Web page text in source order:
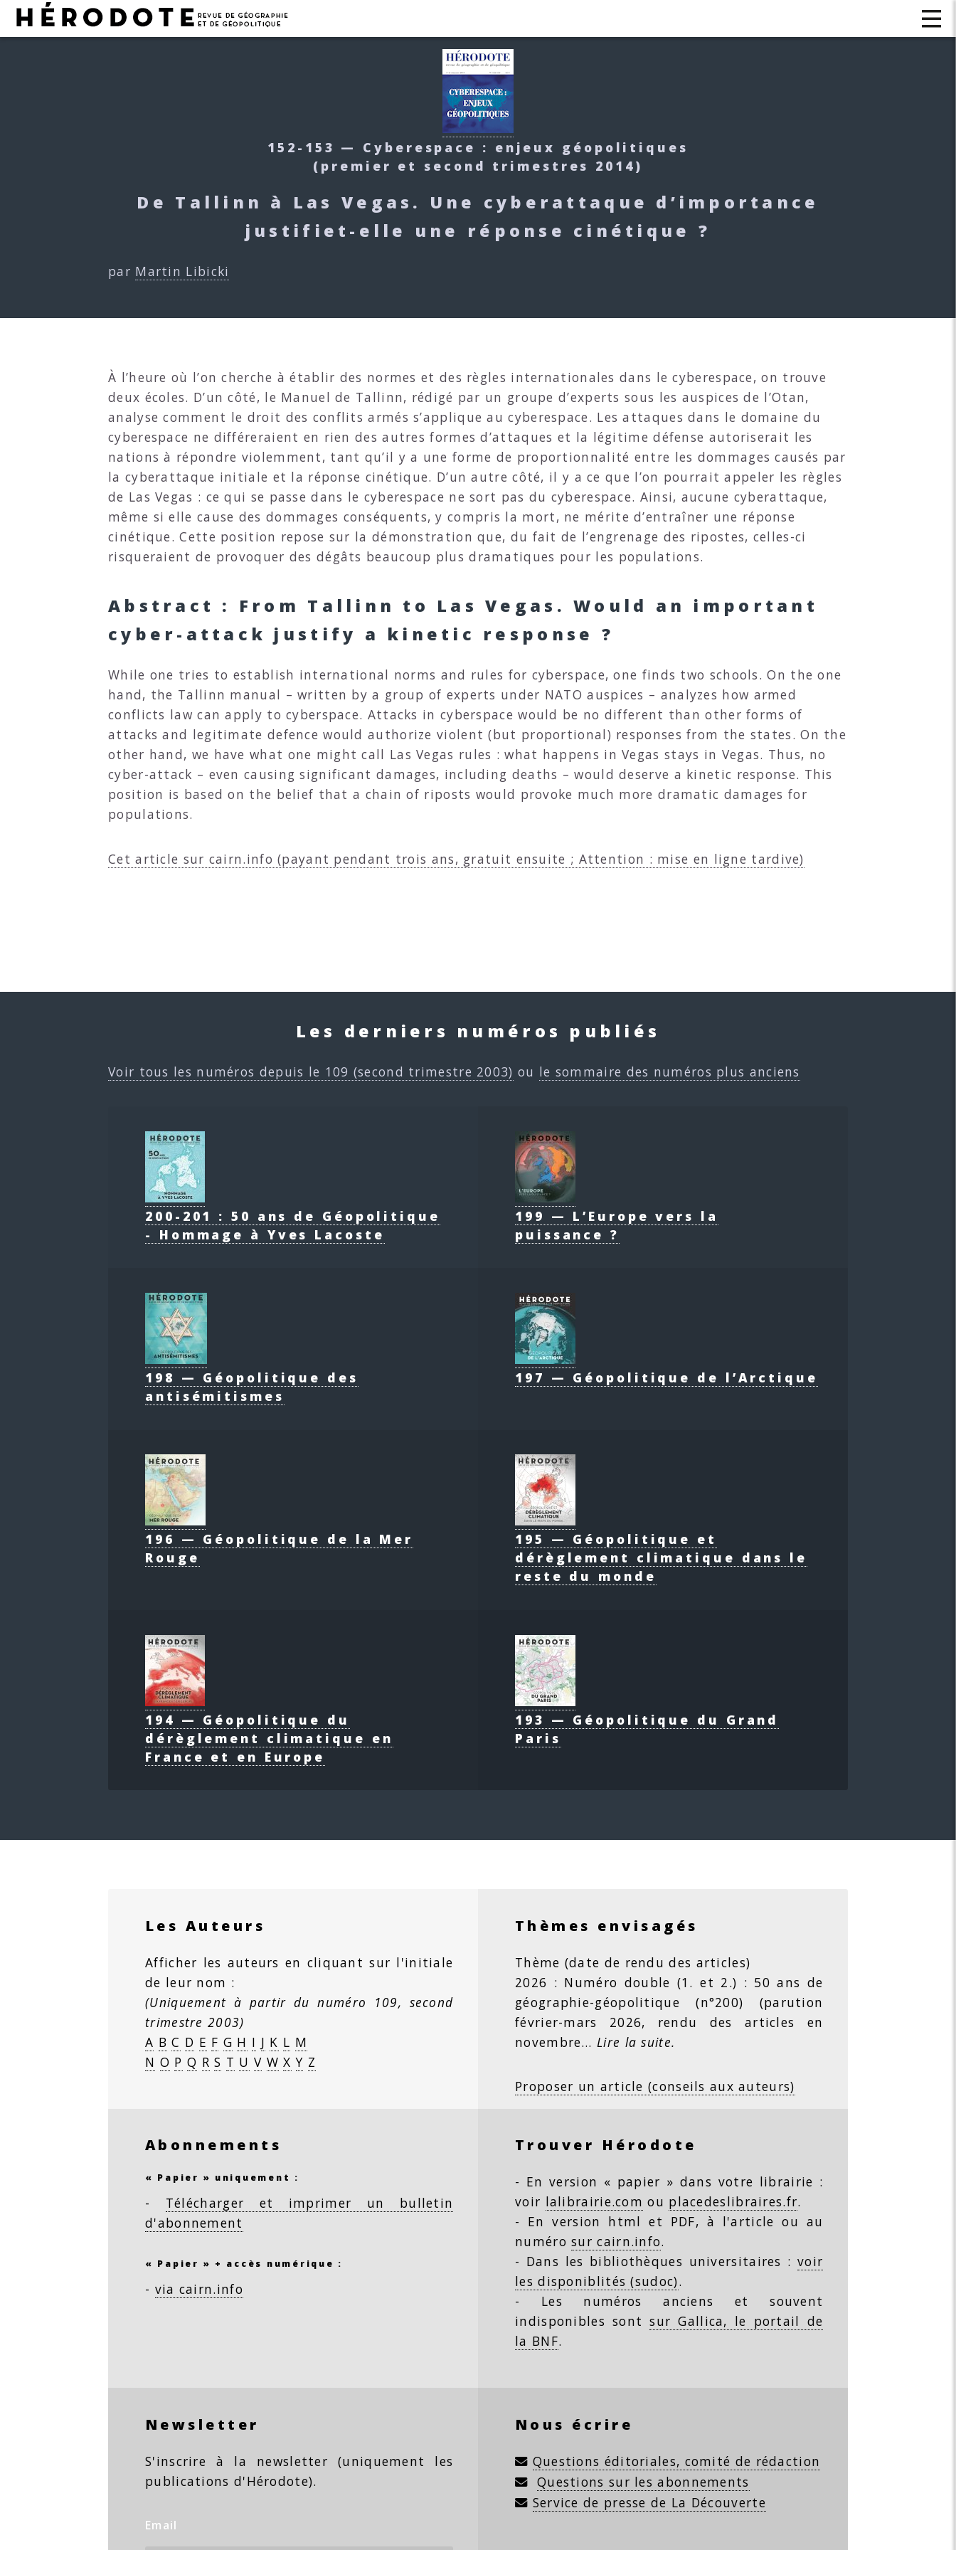
152-153 — Cyberespace : enjeux géopolitiques
(premier et second trimestres 2014)
De Tallinn à Las Vegas. Une cyberattaque d’importance
justifiet-elle une réponse cinétique ?
par Martin Libicki
À l’heure où l’on cherche à établir des normes et des règles internationales dans le cyberespace, on trouve
deux écoles. D’un côté, le Manuel de Tallinn, rédigé par un groupe d’experts sous les auspices de l’Otan,
analyse comment le droit des conflits armés s’applique au cyberespace. Les attaques dans le domaine du
cyberespace ne différeraient en rien des autres formes d’attaques et la légitime défense autoriserait les
nations à répondre violemment, tant qu’il y a une forme de proportionnalité entre les dommages causés par
la cyberattaque initiale et la réponse cinétique. D’un autre côté, il y a ce que l’on pourrait appeler les règles
de Las Vegas : ce qui se passe dans le cyberespace ne sort pas du cyberespace. Ainsi, aucune cyberattaque,
même si elle cause des dommages conséquents, y compris la mort, ne mérite d’entraîner une réponse
cinétique. Cette position repose sur la démonstration que, du fait de l’engrenage des ripostes, celles-ci
risqueraient de provoquer des dégâts beaucoup plus dramatiques pour les populations.
Abstract : From Tallinn to Las Vegas. Would an important
cyber-attack justify a kinetic response ?
While one tries to establish international norms and rules for cyberspace, one finds two schools. On the one
hand, the Tallinn manual – written by a group of experts under NATO auspices – analyzes how armed
conflicts law can apply to cyberspace. Attacks in cyberspace would be no different than other forms of
attacks and legitimate defence would authorize violent (but proportional) responses from the states. On the
other hand, we have what one might call Las Vegas rules : what happens in Vegas stays in Vegas. Thus, no
cyber-attack – even causing significant damages, including deaths – would deserve a kinetic response. This
position is based on the belief that a chain of riposts would provoke much more dramatic damages for
populations.
Cet article sur cairn.info (payant pendant trois ans, gratuit ensuite ; Attention : mise en ligne tardive)
Les derniers numéros publiés
Voir tous les numéros depuis le 109 (second trimestre 2003) ou le sommaire des numéros plus anciens
200-201 : 50 ans de Géopolitique
- Hommage à Yves Lacoste
199 — L’Europe vers la
puissance ?
198 — Géopolitique des
antisémitismes
197 — Géopolitique de l’Arctique
196 — Géopolitique de la Mer
Rouge
195 — Géopolitique et
dérèglement climatique dans le
reste du monde
194 — Géopolitique du
dérèglement climatique en
France et en Europe
193 — Géopolitique du Grand
Paris
Les Auteurs
Afficher les auteurs en cliquant sur l'initiale
de leur nom :
(Uniquement à partir du numéro 109, second
trimestre 2003)
A B C D E F G H I J K L M
N O P Q R S T U V W X Y Z
Thèmes envisagés
Thème (date de rendu des articles)
2026 : Numéro double (1. et 2.) : 50 ans de
géographie-géopolitique (n°200) (parution
février-mars 2026, rendu des articles en
novembre… Lire la suite.
Proposer un article (conseils aux auteurs)
Abonnements
« Papier » uniquement :
- Télécharger et imprimer un bulletin
d'abonnement
« Papier » + accès numérique :
- via cairn.info
Trouver Hérodote
- En version « papier » dans votre librairie :
voir lalibrairie.com ou placedeslibraires.fr.
- En version html et PDF, à l'article ou au
numérosur cairn.info.
- Dans les bibliothèques universitaires :voir
les disponiblités (sudoc).
- Les numéros anciens et souvent
indisponibles sontsur Gallica, le portail de
la BNF.
Newsletter
S'inscrire à la newsletter (uniquement les
publications d'Hérodote).
Email
Nous écrire
Questions éditoriales, comité de rédaction
Questions sur les abonnements
Service de presse de La Découverte